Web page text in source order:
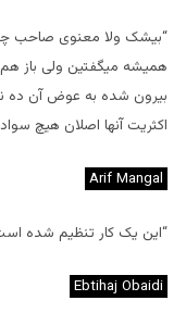
“بیشک ولا معنوی صاحب
همیشه میگفتین ولی باز
بیرون شده به عوض آن ده
اکثریت آنها اصلان هیچ سواد
“این یک کار تنظیم شده